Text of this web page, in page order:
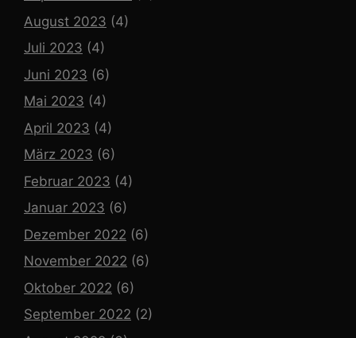
August 2023 (4)
Juli 2023 (4)
Juni 2023 (6)
Mai 2023 (4)
April 2023 (4)
März 2023 (6)
Februar 2023 (4)
Januar 2023 (6)
Dezember 2022 (6)
November 2022 (6)
Oktober 2022 (6)
September 2022 (2)